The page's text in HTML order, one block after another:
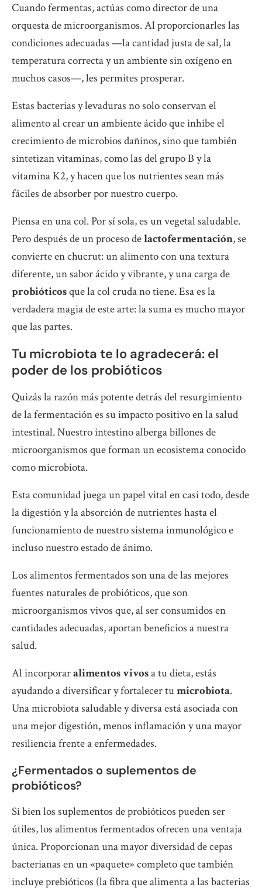
Cuando fermentas, actúas como director de una
orquesta de microorganismos. Al proporcionarles las
condiciones adecuadas —la cantidad justa de sal, la
temperatura correcta y un ambiente sin oxígeno en
muchos casos—, les permites prosperar.
Estas bacterias y levaduras no solo conservan el
alimento al crear un ambiente ácido que inhibe el
crecimiento de microbios dañinos, sino que también
sintetizan vitaminas, como las del grupo B y la
vitamina K2, y hacen que los nutrientes sean más
fáciles de absorber por nuestro cuerpo.
Piensa en una col. Por sí sola, es un vegetal saludable.
Pero después de un proceso delactofermentación, se
convierte en chucrut: un alimento con una textura
diferente, un sabor ácido y vibrante, y una carga de
probióticosque la col cruda no tiene. Esa es la
verdadera magia de este arte: la suma es mucho mayor
que las partes.
Tu microbiota te lo agradecerá: el
poder de los probióticos
Quizás la razón más potente detrás del resurgimiento
de la fermentación es su impacto positivo en la salud
intestinal. Nuestro intestino alberga billones de
microorganismos que forman un ecosistema conocido
como microbiota.
Esta comunidad juega un papel vital en casi todo, desde
la digestión y la absorción de nutrientes hasta el
funcionamiento de nuestro sistema inmunológico e
incluso nuestro estado de ánimo.
Los alimentos fermentados son una de las mejores
fuentes naturales de probióticos, que son
microorganismos vivos que, al ser consumidos en
cantidades adecuadas, aportan beneficios a nuestra
salud.
Al incorporaralimentos vivosa tu dieta, estás
ayudando a diversificar y fortalecer tumicrobiota.
Una microbiota saludable y diversa está asociada con
una mejor digestión, menos inflamación y una mayor
resiliencia frente a enfermedades.
¿Fermentados o suplementos de
probióticos?
Si bien los suplementos de probióticos pueden ser
útiles, los alimentos fermentados ofrecen una ventaja
única. Proporcionan una mayor diversidad de cepas
bacterianas en un «paquete» completo que también
incluye prebióticos (la fibra que alimenta a las bacterias